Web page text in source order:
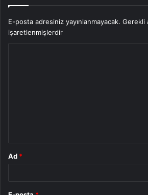
E-posta adresiniz yayınlanmayacak. Gerekli
işaretlenmişlerdir
Ad *